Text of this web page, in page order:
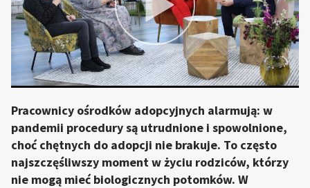
Pracownicy ośrodków adopcyjnych alarmują: w
pandemii procedury są utrudnione i spowolnione,
choć chętnych do adopcji nie brakuje. To często
najszczęśliwszy moment w życiu rodziców, którzy
nie mogą mieć biologicznych potomków. W